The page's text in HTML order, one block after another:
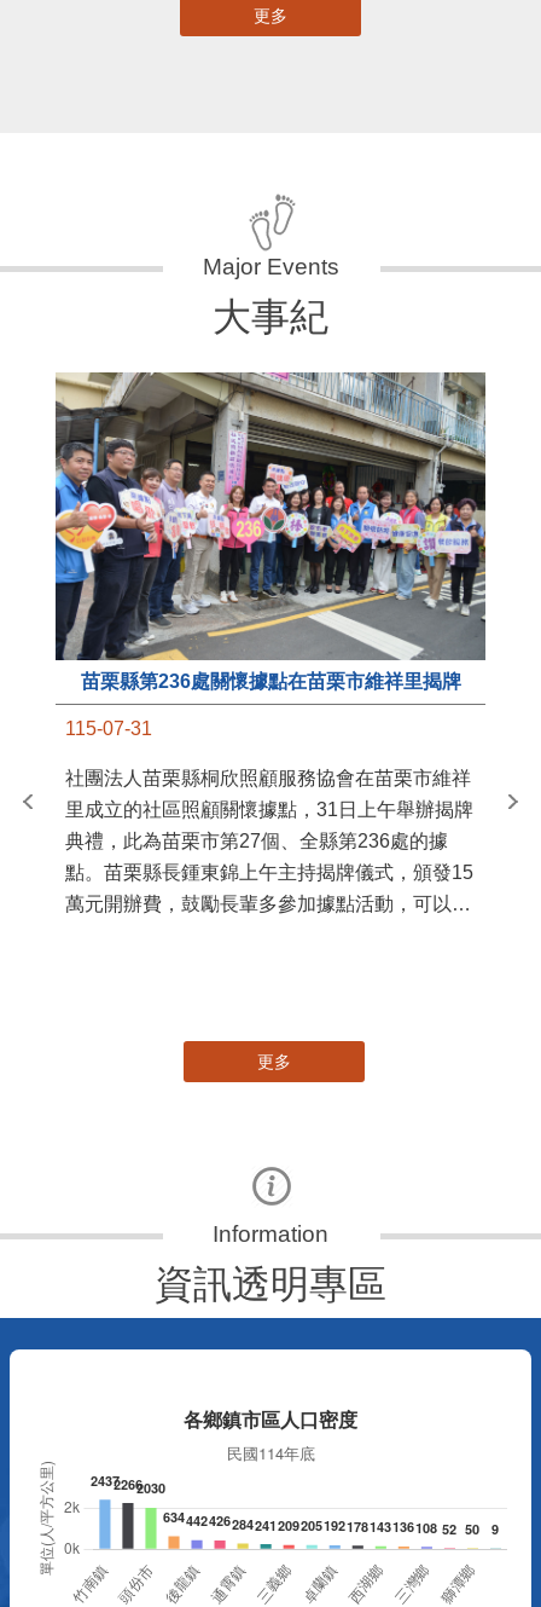
更多
大事紀
苗栗縣第236處關懷據點在苗栗市維祥里揭牌
115-07-31
社團法人苗栗縣桐欣照顧服務協會在苗栗市維祥
里成立的社區照顧關懷據點，31日上午舉辦揭牌
典禮，此為苗栗市第27個、全縣第236處的據
點。苗栗縣長鍾東錦上午主持揭牌儀式，頒發15
萬元開辦費，鼓勵長輩多參加據點活動，可以更
苗
更多
資訊透明專區